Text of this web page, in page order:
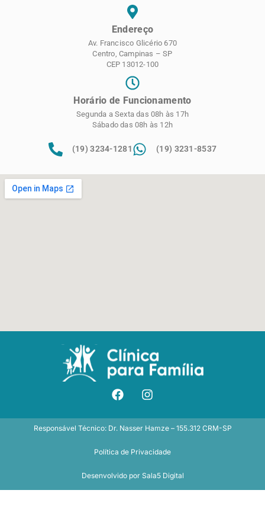
Endereço
Av. Francisco Glicério 670
Centro, Campinas – SP
CEP 13012-100
Horário de Funcionamento
Segunda a Sexta das 08h às 17h
Sábado das 08h às 12h
(19) 3234-1281 (19) 3231-8537
Responsável Técnico: Dr. Nasser Hamze – 155.312 CRM-SP
Política de Privacidade
Desenvolvido por Sala5 Digital